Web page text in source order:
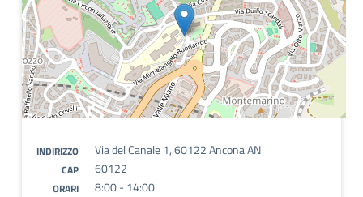
INDIRIZZO Via del Canale 1, 60122 Ancona AN
CAP 60122
ORARI 8:00 - 14:00